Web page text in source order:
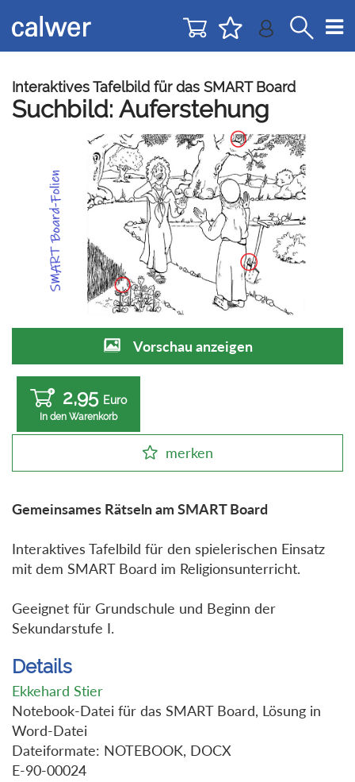
zur
Navigation
zum
Inhalt
Interaktives Tafelbild für das SMART Board
Suchbild: Auferstehung
Vorschau anzeigen
2,95 Euro
In den Warenkorb
merken
Gemeinsames Rätseln am SMART Board
Interaktives Tafelbild für den spielerischen Einsatz
mit dem SMART Board im Religionsunterricht.
Geeignet für Grundschule und Beginn der
Sekundarstufe I.
Details
Ekkehard Stier
Notebook-Datei für das SMART Board, Lösung in
Word-Datei
Dateiformate: NOTEBOOK, DOCX
E-90-00024